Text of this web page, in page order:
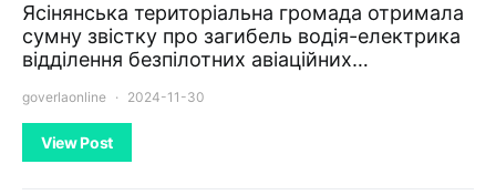
Ясінянська територіальна громада отримала
сумну звістку про загибель водія-електрика
відділення безпілотних авіаційних…
goverlaonline 2024-11-30
View Post